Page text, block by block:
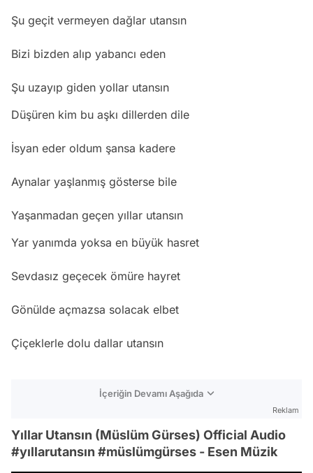
Şu geçit vermeyen dağlar utansın
Bizi bizden alıp yabancı eden
Şu uzayıp giden yollar utansın
Düşüren kim bu aşkı dillerden dile
İsyan eder oldum şansa kadere
Aynalar yaşlanmış gösterse bile
Yaşanmadan geçen yıllar utansın
Yar yanımda yoksa en büyük hasret
Sevdasız geçecek ömüre hayret
Gönülde açmazsa solacak elbet
Çiçeklerle dolu dallar utansın
İçeriğin Devamı Aşağıda
Reklam
Yıllar Utansın (Müslüm Gürses) Official Audio
#yıllarutansın #müslümgürses - Esen Müzik